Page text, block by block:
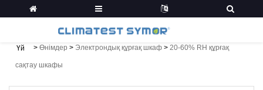
Үй > Өнімдер > Электрондық құрғақ шкаф > 20-60% RH құрғақ
сақтау шкафы